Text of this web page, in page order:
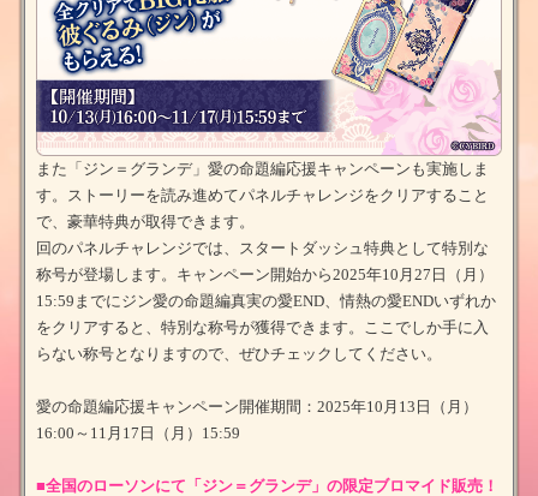
また「ジン＝グランデ」愛の命題編応援キャンペーンも実施しま
す。ストーリーを読み進めてパネルチャレンジをクリアすること
で、豪華特典が取得できます。
回のパネルチャレンジでは、スタートダッシュ特典として特別な
称号が登場します。キャンペーン開始から2025年10月27日（月）
15:59までにジン愛の命題編真実の愛END、情熱の愛ENDいずれか
をクリアすると、特別な称号が獲得できます。ここでしか手に入
らない称号となりますので、ぜひチェックしてください。
愛の命題編応援キャンペーン開催期間：2025年10月13日（月）
16:00～11月17日（月）15:59
■全国のローソンにて「ジン＝グランデ」の限定ブロマイド販売！